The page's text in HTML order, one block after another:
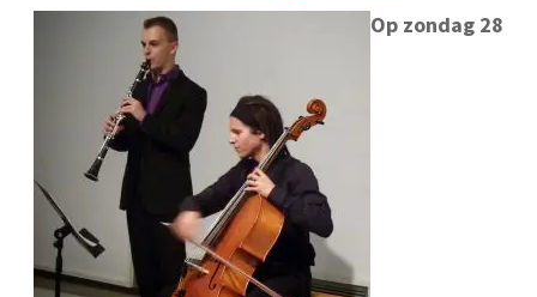
Op zondag 28